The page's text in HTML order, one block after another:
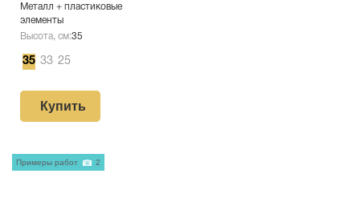
Металл + пластиковые
элементы
Высота, см:35
35 33 25
Купить
Примеры работ 2